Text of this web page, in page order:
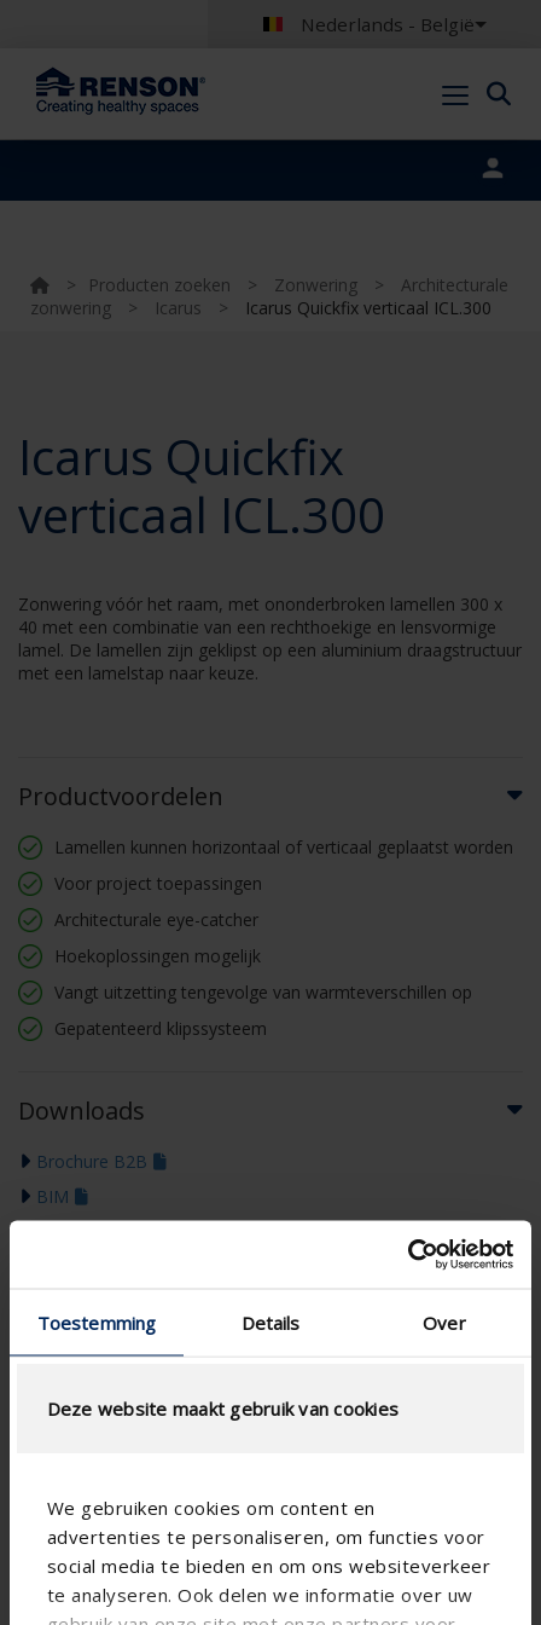
Toestemming Details Over
Deze website maakt gebruik van cookies
We gebruiken cookies om content en
advertenties te personaliseren, om functies voor
social media te bieden en om ons websiteverkeer
te analyseren. Ook delen we informatie over uw
Nederlands - België
> Producten zoeken > Zonwering >
Architecturale
zonwering
> Icarus > Icarus Quickfix verticaal ICL.300
Icarus Quickfix
verticaal ICL.300
Zonwering vóór het raam, met ononderbroken lamellen 300 x
40 met een combinatie van een rechthoekige en lensvormige
lamel. De lamellen zijn geklipst op een aluminium draagstructuur
met een lamelstap naar keuze.
Productvoordelen
Lamellen kunnen horizontaal of verticaal geplaatst worden
Voor project toepassingen
Architecturale eye-catcher
Hoekoplossingen mogelijk
Vangt uitzetting tengevolge van warmteverschillen op
Gepatenteerd klipssysteem
Downloads
Brochure B2B
BIM